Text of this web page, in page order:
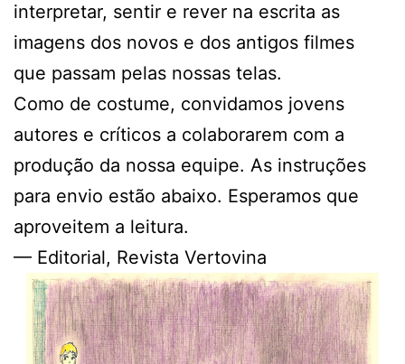
interpretar, sentir e rever na escrita as
imagens dos novos e dos antigos filmes
que passam pelas nossas telas.
Como de costume, convidamos jovens
autores e críticos a colaborarem com a
produção da nossa equipe. As instruções
para envio estão abaixo. Esperamos que
aproveitem a leitura.
— Editorial, Revista Vertovina